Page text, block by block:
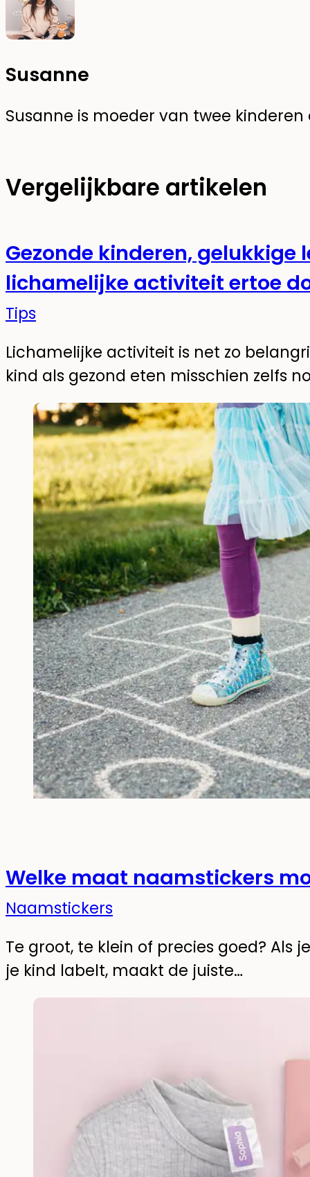
Susanne
Susanne is moeder van twee
Vergelijkbare artikelen
Gezonde kinderen, gelukkige
lichamelijke activiteit ertoe
Tips
Lichamelijke activiteit is net zo
kind als gezond eten misschien zelfs
Welke maat naamstickers
Naamstickers
Te groot, te klein of precies goed? Als
je kind labelt, maakt de juiste…